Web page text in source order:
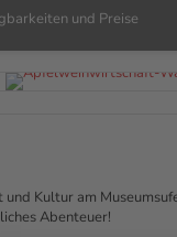
und Preise
Kultur am
Abenteuer!